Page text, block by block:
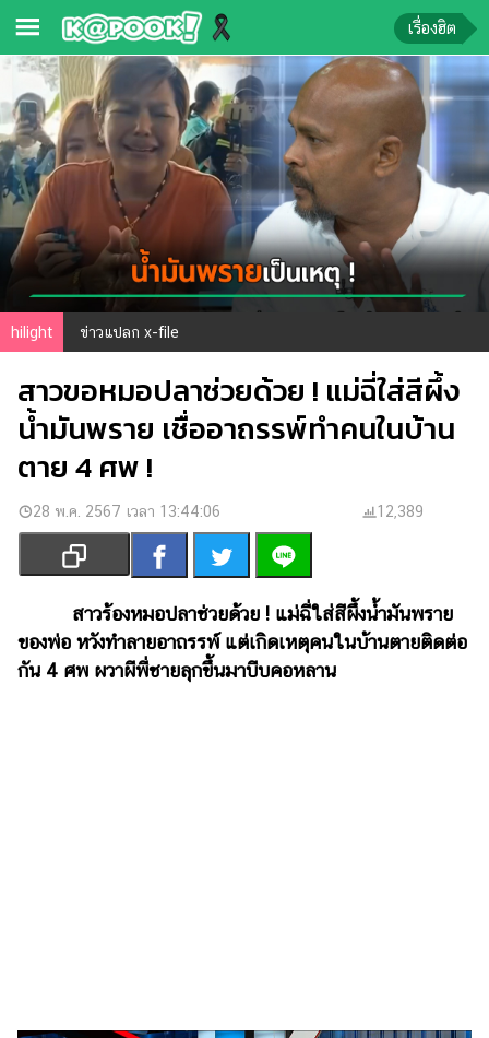
ข่าว-
ความ
รู้
ข่าว
ข่าว
บันเทิง
ตรวจ
หวย
ผล
บอล
สด
การ
การ
ศึกษา
บันเทิง
รูปภาพ
เรื่องฮิต
hilight ข่าวแปลก x-file
สาวขอหมอปลาช่วยด้วย ! แม่ฉี่ใส่สีผึ้ง
น้ำมันพราย เชื่ออาถรรพ์ทำคนในบ้าน
ตาย 4 ศพ !
28 พ.ค. 2567 เวลา 13:44:06 12,389
สาวร้องหมอปลาช่วยด้วย ! แม่ฉี่ใส่สีผึ้งน้ำมันพราย
ของพ่อ หวังทำลายอาถรรพ์ แต่เกิดเหตุคนในบ้านตายติดต่อ
กัน 4 ศพ ผวาผีพี่ชายลุกขึ้นมาบีบคอหลาน